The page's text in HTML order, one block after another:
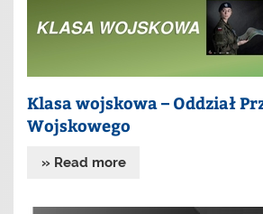
Klasa wojskowa – Oddział
Wojskowego
» Read more